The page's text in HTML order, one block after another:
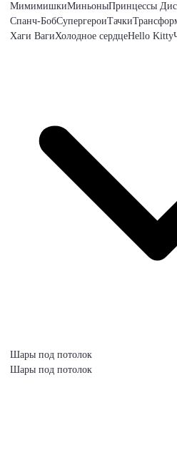
МимимишкиМиньоныПринцессы
Спанч-БобСупергероиТачки
Хаги ВагиХолодное сердцеHello Kitty
Шары под потолок
Шары под потолок